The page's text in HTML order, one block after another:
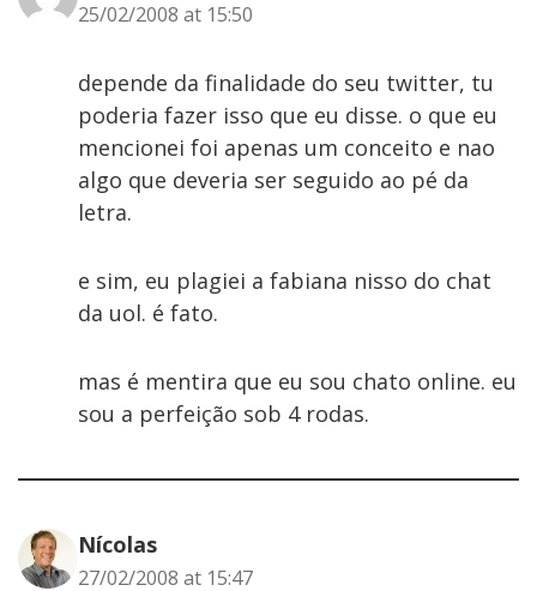
25/02/2008 at 15:50
depende da finalidade do seu twitter, tu
poderia fazer isso que eu disse. o que eu
mencionei foi apenas um conceito e nao
algo que deveria ser seguido ao pé da
letra.
e sim, eu plagiei a fabiana nisso do chat
da uol. é fato.
mas é mentira que eu sou chato online. eu
sou a perfeição sob 4 rodas.
Nícolas
27/02/2008 at 15:47